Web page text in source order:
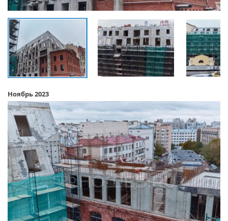
Ноябрь 2023